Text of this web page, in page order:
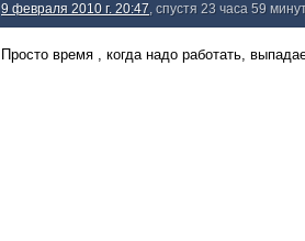
9 февраля 2010 г. 20:47 , спустя 23 часа 59
Просто время , когда надо работать,